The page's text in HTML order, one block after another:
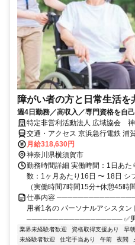
障がい者の方と日常生活
週4日勤務／高収入／専門資格を自
特定非営利活動法人 広域協会
交通・アクセス 京浜急行電鉄 浦
通勤可（ガソリン代支給)
月給318,630円
神奈川県横須賀市
勤務時間詳細 実働時間：1日あ
数：1ヶ月あたり16日 〜 18日 シ
（実働時間7時間15分+休憩45時
仕事内容
用者1名の パーソナルアシスタン
────────────────── ✅男女
業界未経験者歓迎 資格取得支援あり 早朝
未経験者歓迎
住宅手当あり 午前 夜間